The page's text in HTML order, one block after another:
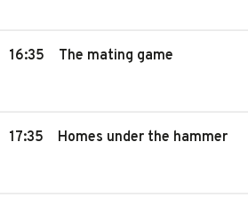
16:35 The mating game
17:35 Homes under the hammer